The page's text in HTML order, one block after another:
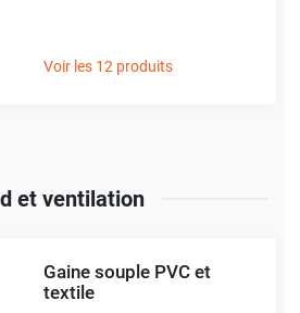
Voir les 12 produits
et ventilation
Gaine souple PVC et
textile